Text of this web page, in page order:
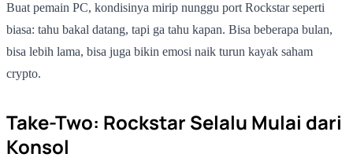
Buat pemain PC, kondisinya mirip nunggu port Rockstar seperti
biasa: tahu bakal datang, tapi ga tahu kapan. Bisa beberapa bulan,
bisa lebih lama, bisa juga bikin emosi naik turun kayak saham
crypto.
Take-Two: Rockstar Selalu Mulai dari
Konsol